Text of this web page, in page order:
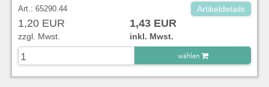
Art.: 65290.44 Artikeldetails
1,20 EUR 1,43 EUR
zzgl. Mwst.
inkl. Mwst.
wählen